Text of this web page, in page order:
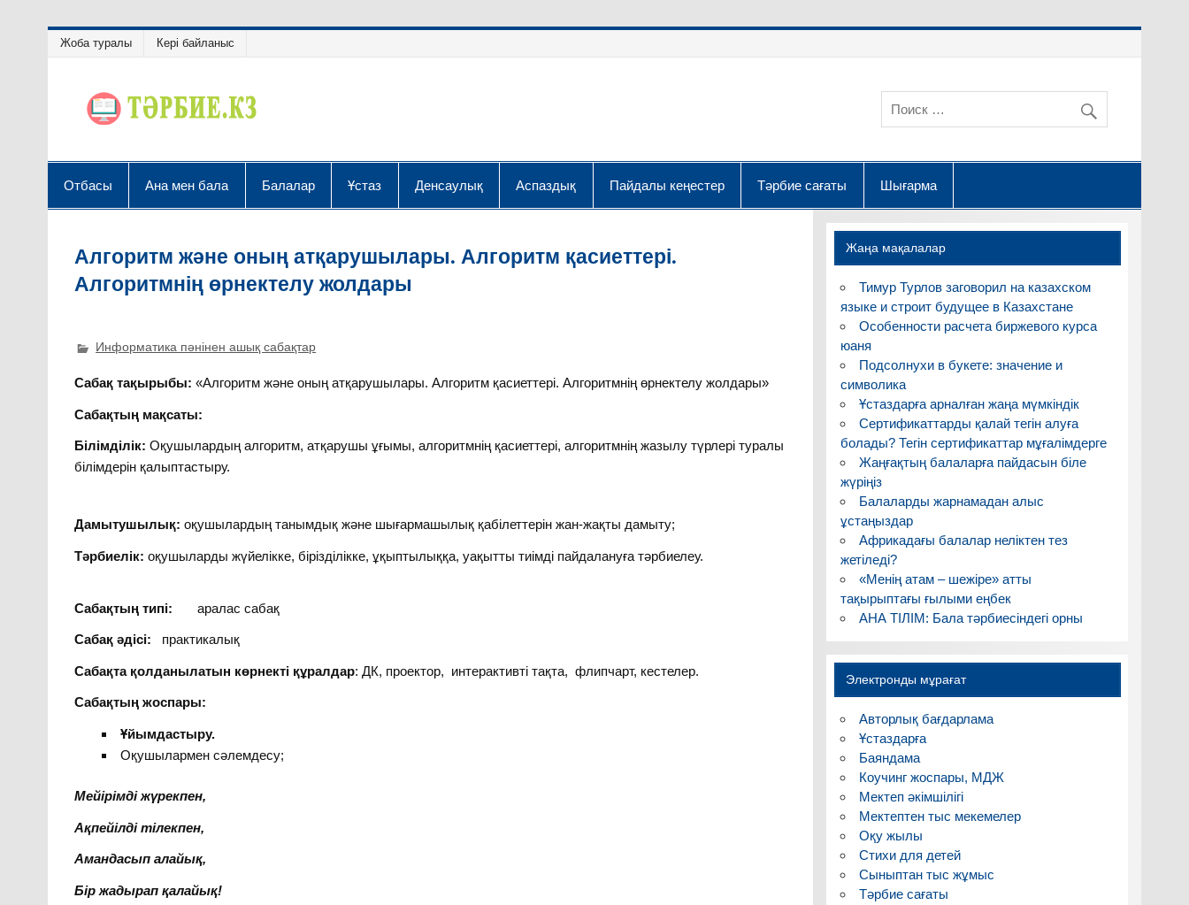
Жоба туралы Кері байланыс
Отбасы Ана мен бала Балалар Ұстаз Денсаулық Аспаздық Пайдалы кеңестер Тәрбие сағаты Шығарма
Алгоритм және оның атқарушылары. Алгоритм қасиеттері.
Алгоритмнің өрнектелу жолдары
Информатика пәнінен ашық сабақтар
Сабақ тақырыбы: «Алгоритм және оның атқарушылары. Алгоритм қасиеттері. Алгоритмнің өрнектелу жолдары»
Сабақтың мақсаты:
Білімділік:Оқушылардың алгоритм, атқарушы ұғымы, алгоритмнің қасиеттері, алгоритмнің жазылу түрлері туралы
білімдерін қалыптастыру.
Дамытушылық:оқушылардың танымдық және шығармашылық қабілеттерін жан-жақты дамыту;
Тәрбиелік:оқушыларды жүйелікке, бірізділікке, ұқыптылыққа, уақытты тиімді пайдалануға тәрбиелеу.
Сабақтың типі: аралас сабақ
Сабақ әдісі: практикалық
Сабақта қолданылатын көрнекті құралдар: ДК, проектор, интерактивті тақта, флипчарт, кестелер.
Сабақтың жоспары:
Ұйымдастыру.
Оқушылармен сәлемдесу;
Мейірімді жүрекпен,
Ақпейілді тілекпен,
Амандасып алайық,
Бір жадырап қалайық!
Жаңа мақалалар
Тимур Турлов заговорил на казахском
языке и строит будущее в Казахстане
Особенности расчета биржевого курса
юаня
Подсолнухи в букете: значение и
символика
Ұстаздарға арналған жаңа мүмкіндік
Сертификаттарды қалай тегін алуға
болады? Тегін сертификаттар мұғалімдерге
Жаңғақтың балаларға пайдасын біле
жүріңіз
Балаларды жарнамадан алыс
ұстаңыздар
Африкадағы балалар неліктен тез
жетіледі?
«Менің атам – шежіре» атты
тақырыптағы ғылыми еңбек
АНА ТІЛІМ: Бала тәрбиесіндегі орны
Электронды мұрағат
Авторлық бағдарлама
Ұстаздарға
Баяндама
Коучинг жоспары, МДЖ
Мектеп әкімшілігі
Мектептен тыс мекемелер
Оқу жылы
Стихи для детей
Сыныптан тыс жұмыс
Тәрбие сағаты